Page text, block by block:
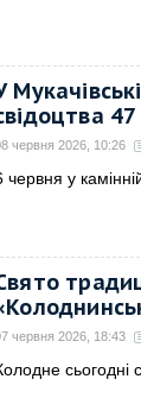
червня 2026, 10:26
червня у
червня 2026, 18:43
сьогодні